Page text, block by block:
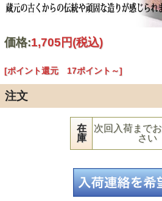
価格:1,705円(税込)
[ポイント還元 17ポイント～]
注文
在
庫
次回入荷まで
さい